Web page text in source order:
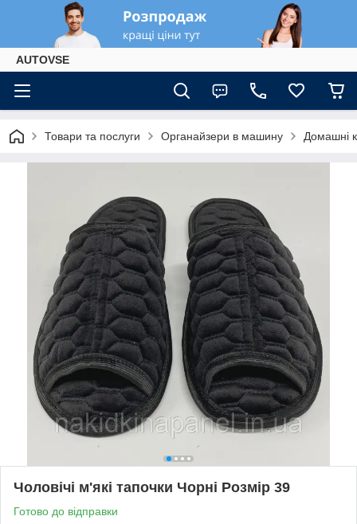
AUTOVSE
Товари та послуги Органайзери в машину Домашні
Чоловічі м'які тапочки Чорні Розмір 39
Готово до відправки